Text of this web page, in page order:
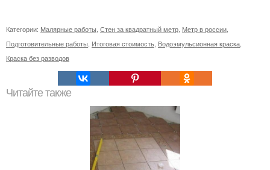
Категории: Малярные работы Стен за квадратный метр Метр в россии
Подготовительные работы Итоговая стоимость Водоэмульсионная краска
Краска без разводов
Читайте также